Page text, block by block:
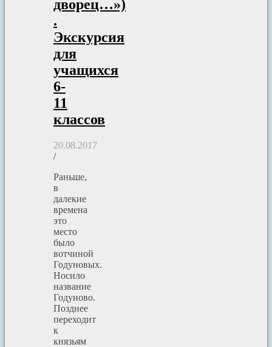
дворец…»)
.
Экскурсия
для
учащихся
6-
11
классов
20.08.2017
/
Раньше,
в
далекие
времена
это
место
было
вотчиной
Годуновых.
Носило
название
Годуново.
Позднее
переходит
к
князьям